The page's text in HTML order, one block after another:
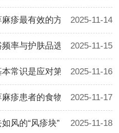
疹最有效的方法2025-11-14
率与护肤品选择要点2025-11-15
常识是应对第一步2025-11-16
疹患者的食物清单2025-11-17
风的“风疹块” 2025-11-18